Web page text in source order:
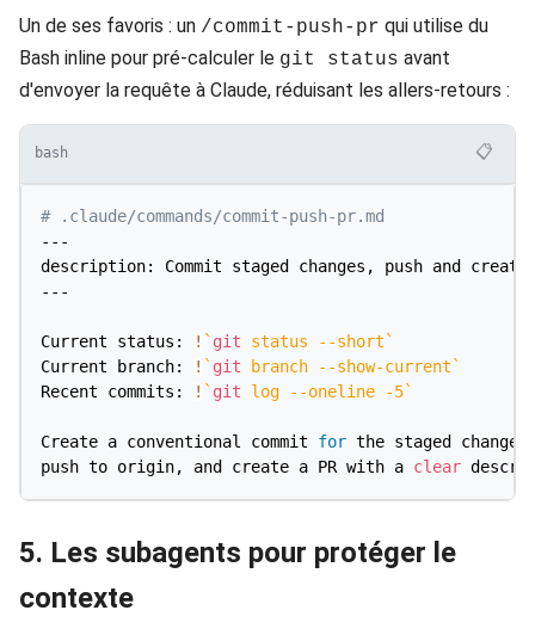
Un de ses favoris : un /commit-push-pr qui utilise du
Bash inline pour pré-calculer le git status avant
d'envoyer la requête à Claude, réduisant les allers-retours :
bash 📋
# .claude/commands/commit-push-pr.md
---
description: Commit staged changes, push and create
---
Current status: ! ` git status --short `
Current branch:
! ` git branch --show-current `
Recent commits:
! ` git log --oneline -5`
Create a conventional commit for the staged changes
push to origin, and create a PR with a clear
5. Les subagents pour protéger le
contexte